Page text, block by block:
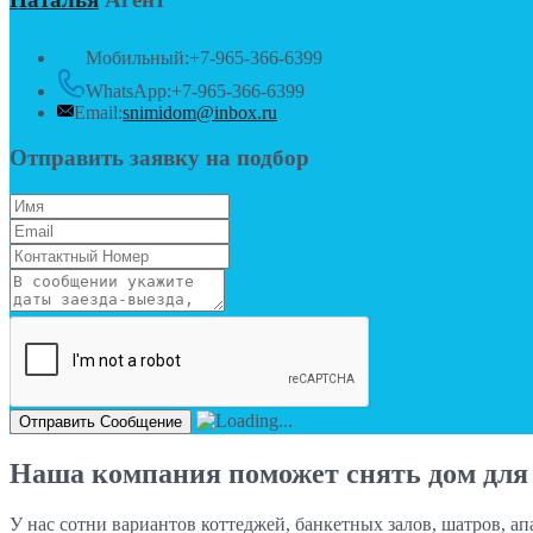
Мобильный:+7-965-366-6399
WhatsApp:+7-965-366-6399
Email:snimidom@inbox.ru
Отправить заявку на подбор
Наша компания поможет снять дом для
У нас сотни вариантов коттеджей, банкетных залов, шатров,